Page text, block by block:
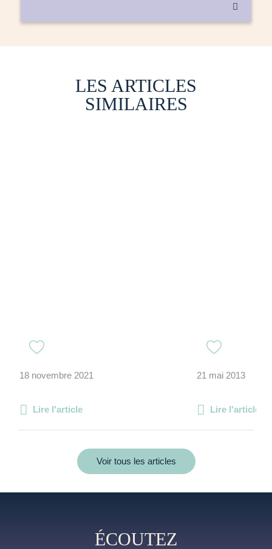

LES ARTICLES
SIMILAIRES
18 novembre 2021
Lire l'article
21 mai 2013
Lire l'article
Voir tous les articles
ÉCOUTEZ